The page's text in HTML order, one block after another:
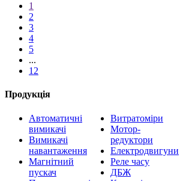
1
2
3
4
5
...
12
Продукція
Автоматичні
вимикачі
Вимикачі
навантаження
Магнітний
пускач
Витратоміри
Мотор-
редуктори
Електродвигуни
Реле часу
ДБЖ